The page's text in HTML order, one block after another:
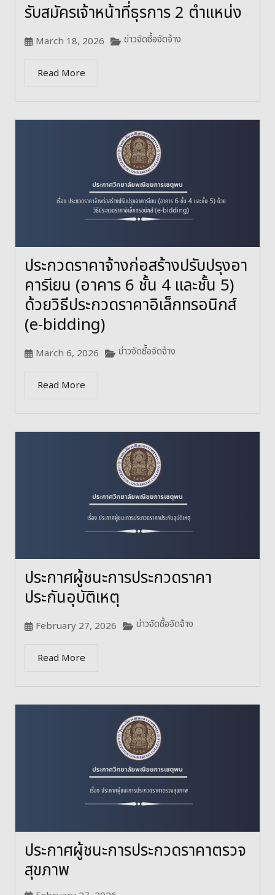
รับสมัครเจ้าหน้าที่ธุรการ 2 ตำแหน่ง
March 18, 2026 ข่าวจัดซื้อจัดจ้าง
Read More
ประกวดราคาจ้างก่อสร้างปรับปรุงอา
คารเียน (อาคาร 6 ชั้น 4 และชั้น 5)
ด้วยวิธีประกวดราคาอิเล็กทรอนิกส์
(e-bidding)
March 6, 2026 ข่าวจัดซื้อจัดจ้าง
Read More
ประกาศผู้ชนะการประกวดราคา
ประกันอุบัติเหตุ
February 27, 2026 ข่าวจัดซื้อจัดจ้าง
Read More
ประกาศผู้ชนะการประกวดราคาตรวจ
สุขภาพ